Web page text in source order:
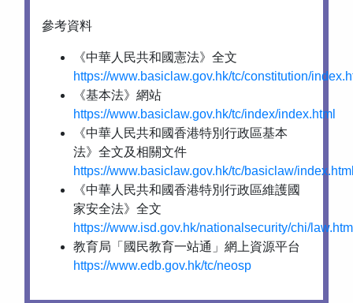
參考資料
《中華人民共和國憲法》全文
https://www.basiclaw.gov.hk/tc/constitution/
《基本法》網站
https://www.basiclaw.gov.hk/tc/index/index.html
《中華人民共和國香港特別行政區基本
法》全文及相關文件
https://www.basiclaw.gov.hk/tc/basiclaw/
《中華人民共和國香港特別行政區維護國
家安全法》全文
https://www.isd.gov.hk/nationalsecurity/chi/
教育局「國民教育一站通」網上資源平台
https://www.edb.gov.hk/tc/neosp